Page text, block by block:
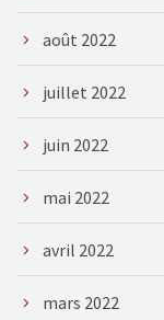
août 2022
juillet 2022
juin 2022
mai 2022
avril 2022
mars 2022